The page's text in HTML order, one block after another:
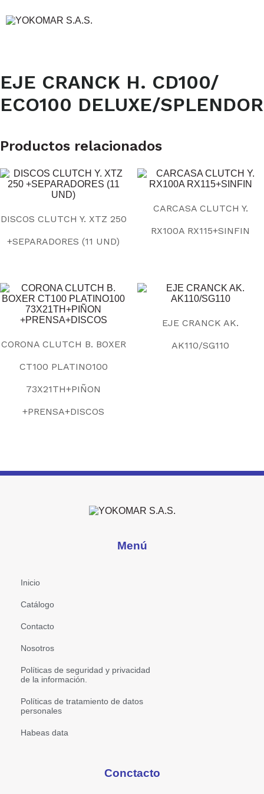
EJE CRANCK H. CD100/
ECO100 DELUXE/SPLENDOR
Productos relacionados
DISCOS CLUTCH Y. XTZ 250
+SEPARADORES (11 UND)
CARCASA CLUTCH Y.
RX100A RX115+SINFIN
CORONA CLUTCH B. BOXER
CT100 PLATINO100
73X21TH+PIÑON
+PRENSA+DISCOS
EJE CRANCK AK.
AK110/SG110
Menú
Inicio
Catálogo
Contacto
Nosotros
Políticas de seguridad y privacidad
de la información.
Políticas de tratamiento de datos
personales
Habeas data
Conctacto